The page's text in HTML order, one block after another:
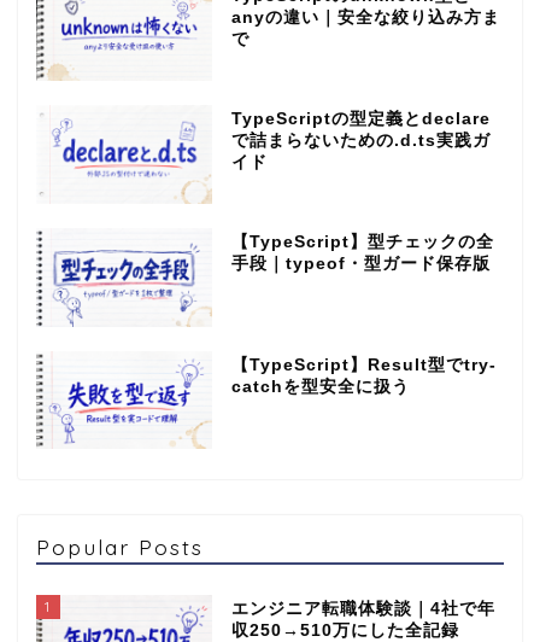
anyの違い｜安全な絞り込み方ま
で
TypeScriptの型定義とdeclare
で詰まらないための.d.ts実践ガ
イド
【TypeScript】型チェックの全
手段｜typeof・型ガード保存版
【TypeScript】Result型でtry-
catchを型安全に扱う
Popular Posts
1
エンジニア転職体験談｜4社で年
収250→510万にした全記録